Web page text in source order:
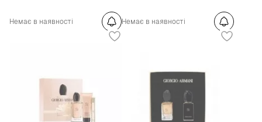
Немає в наявності Немає в наявності